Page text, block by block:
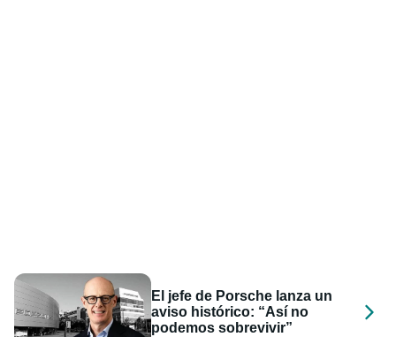
El jefe de Porsche lanza un
aviso histórico: “Así no
podemos sobrevivir”